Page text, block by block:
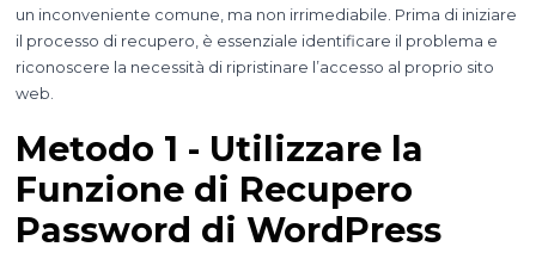
un inconveniente comune, ma non irrimediabile. Prima di iniziare
il processo di recupero, è essenziale identificare il problema e
riconoscere la necessità di ripristinare l’accesso al proprio sito
web.
Metodo 1 - Utilizzare la
Funzione di Recupero
Password di WordPress